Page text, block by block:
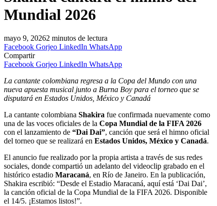
Mundial 2026
mayo 9, 20262 minutos de lectura
Facebook Gorjeo LinkedIn WhatsApp
Compartir
Facebook Gorjeo LinkedIn WhatsApp
La cantante colombiana regresa a la Copa del Mundo con una
nueva apuesta musical junto a Burna Boy para el torneo que se
disputará en Estados Unidos, México y Canadá
La cantante colombiana Shakira fue confirmada nuevamente como
una de las voces oficiales de la Copa Mundial de la FIFA 2026
con el lanzamiento de “Dai Dai”, canción que será el himno oficial
del torneo que se realizará en Estados Unidos, México y Canadá.
El anuncio fue realizado por la propia artista a través de sus redes
sociales, donde compartió un adelanto del videoclip grabado en el
histórico estadio Maracaná, en Río de Janeiro. En la publicación,
Shakira escribió: “Desde el Estadio Maracaná, aquí está ‘Dai Dai’,
la canción oficial de la Copa Mundial de la FIFA 2026. Disponible
el 14/5. ¡Estamos listos!”.